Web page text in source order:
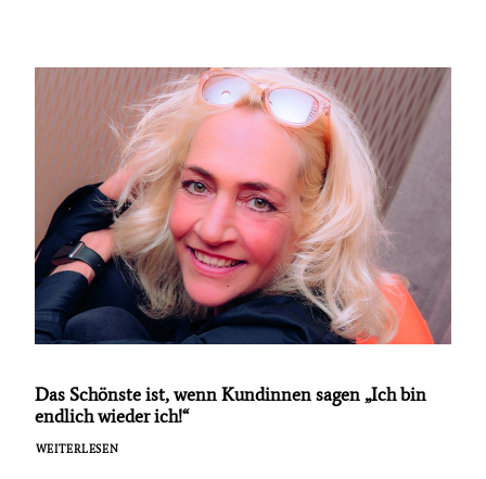
Das Schönste ist, wenn Kundinnen sagen „Ich bin
endlich wieder ich!“
WEITERLESEN